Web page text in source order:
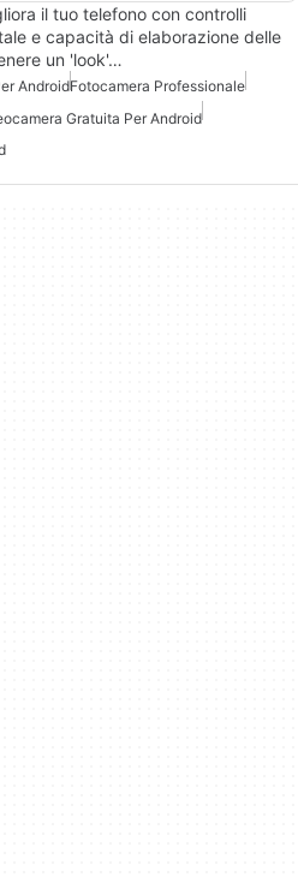
il tuo telefono con controlli
e capacità di elaborazione delle
un 'look'…
AndroidFotocamera Professionale
Gratuita Per Android